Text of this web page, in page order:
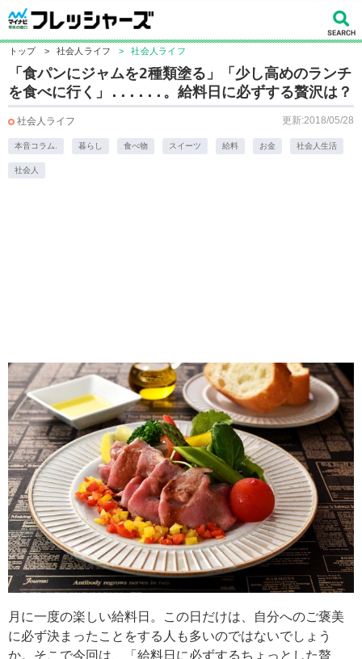
トップ > 社会人ライフ > 社会人ライフ
「食パンにジャムを2種類塗る」「少し高めのランチ
を食べに行く」......。給料日に必ずする贅沢は？
社会人ライフ 更新:2018/05/28
本音コラム. 暮らし 食べ物 スイーツ 給料 お金 社会人生活
社会人
月に一度の楽しい給料日。この日だけは、自分へのご褒美
に必ず決まったことをする人も多いのではないでしょう
か。そこで今回は、「給料日に必ずするちょっとした贅